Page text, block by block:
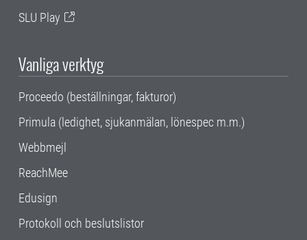
SLU Play
Vanliga verktyg
Proceedo (beställningar, fakturor)
Primula (ledighet, sjukanmälan, lönespec m.m.)
Webbmejl
ReachMee
Edusign
Protokoll och beslutslistor